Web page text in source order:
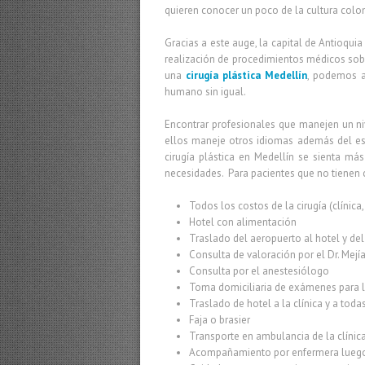
quieren conocer un poco de la cultura
Gracias a este auge, la capital de
realización de procedimientos médicos
una cirugía plástica Medellín, podemos
humano sin igual.
Encontrar profesionales que manejen un
ellos maneje otros idiomas además del
cirugía plástica en Medellín se sienta
necesidades. Para pacientes que no
Todos los costos de la cirugía
Hotel con alimentación
Traslado del aeropuerto al hotel y
Consulta de valoración por el Dr. Mejía
Consulta por el anestesiólogo
Toma domiciliaria de exámenes para
Traslado de hotel a la clínica y a
Faja o brasier
Transporte en ambulancia de la
Acompañamiento por enfermera